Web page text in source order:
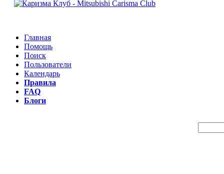
Главная
Помощь
Поиск
Пользователи
Календарь
Правила
FAQ
Блоги